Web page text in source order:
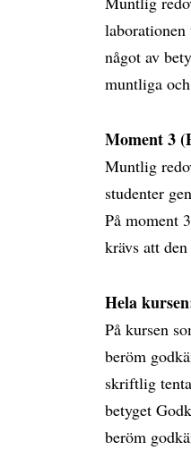
något av
muntliga
Moment 3
Muntlig
studenter
På moment
krävs att
Hela
På kursen
beröm
skriftlig
betyget
beröm